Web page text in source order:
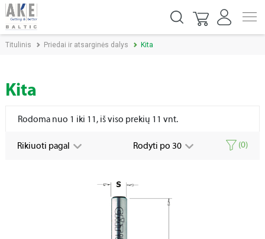
Titulinis Priedai ir atsarginės dalys Kita
Kita
Rodoma nuo 1 iki 11, iš viso prekių 11 vnt.
Rikiuoti pagal Rodyti po 30 (0)